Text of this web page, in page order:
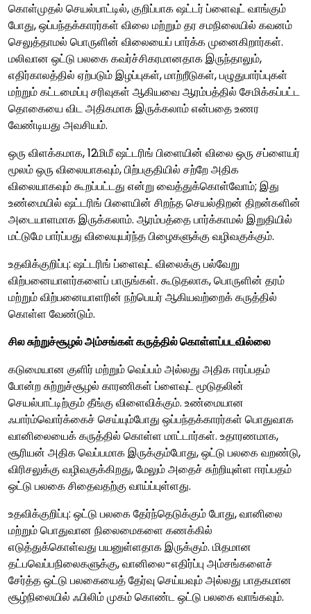
கொள்முதல் செயல்பாட்டில், குறிப்பாக ஷட்டர் ப்ளைவுட் வாங்கும்
போது, ​​ஒப்பந்தக்காரர்கள் விலை மற்றும் தர சமநிலையில் கவனம்
செலுத்தாமல் பொருளின் விலையைப் பார்க்க முனைகிறார்கள்.
மலிவான ஒட்டு பலகை கவர்ச்சிகரமானதாக இருந்தாலும்,
எதிர்காலத்தில் ஏற்படும் இழப்புகள், மாற்றீடுகள், பழுதுபார்ப்புகள்
மற்றும் கட்டமைப்பு சரிவுகள் ஆகியவை ஆரம்பத்தில் சேமிக்கப்பட்ட
தொகையை விட அதிகமாக இருக்கலாம் என்பதை உணர
வேண்டியது அவசியம்.
ஒரு விளக்கமாக, 12மிமீ ஷட்டரிங் பிளையின் விலை ஒரு சப்ளையர்
மூலம் ஒரு விலையாகவும், பிற்பகுதியில் சற்றே அதிக
விலையாகவும் கூறப்பட்டது என்று வைத்துக்கொள்வோம்; இது
உண்மையில் ஷட்டரிங் பிளையின் சிறந்த செயல்திறன் திறன்களின்
அடையாளமாக இருக்கலாம். ஆரம்பத்தை பார்க்காமல் இறுதியில்
மட்டுமே பார்ப்பது விலையுயர்ந்த பிழைகளுக்கு வழிவகுக்கும்.
உதவிக்குறிப்பு: ஷட்டரிங் ப்ளைவுட் விலைக்கு பல்வேறு
விற்பனையாளர்களைப் பாருங்கள். கூடுதலாக, பொருளின் தரம்
மற்றும் விற்பனையாளரின் நற்பெயர் ஆகியவற்றைக் கருத்தில்
கொள்ள வேண்டும்.
சில சுற்றுச்சூழல் அம்சங்கள் கருத்தில் கொள்ளப்படவில்லை
கடுமையான குளிர் மற்றும் வெப்பம் அல்லது அதிக ஈரப்பதம்
போன்ற சுற்றுச்சூழல் காரணிகள் ப்ளைவுட் மூடுதலின்
செயல்பாட்டிற்கும் தீங்கு விளைவிக்கும். உண்மையான
ஃபார்ம்வொர்க்கைச் செய்யும்போது ஒப்பந்தக்காரர்கள் பொதுவாக
வானிலையைக் கருத்தில் கொள்ள மாட்டார்கள். உதாரணமாக,
சூரியன் அதிக வெப்பமாக இருக்கும்போது, ​​ஒட்டு பலகை வறண்டு,
விரிசலுக்கு வழிவகுக்கிறது, மேலும் அதைச் சுற்றியுள்ள ஈரப்பதம்
ஒட்டு பலகை சிதைவதற்கு வாய்ப்புள்ளது.
உதவிக்குறிப்பு: ஒட்டு பலகை தேர்ந்தெடுக்கும் போது, ​​வானிலை
மற்றும் பொதுவான நிலைமைகளை கணக்கில்
எடுத்துக்கொள்வது பயனுள்ளதாக இருக்கும். மிதமான
தட்பவெப்பநிலைகளுக்கு, வானிலை-எதிர்ப்பு அம்சங்களைச்
சேர்த்த ஒட்டு பலகையைத் தேர்வு செய்யவும் அல்லது பாதகமான
சூழ்நிலையில் ஃபிலிம் முகம் கொண்ட ஒட்டு பலகை வாங்கவும்.